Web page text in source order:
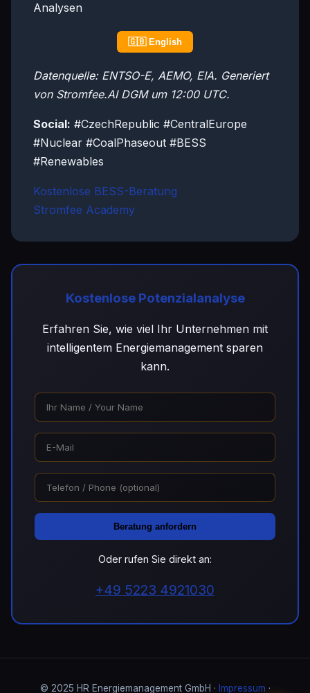
Analysen
🇬🇧 English
Datenquelle: ENTSO-E, AEMO, EIA. Generiert
von Stromfee.AI DGM um 12:00 UTC.
Social: #CzechRepublic #CentralEurope
#Nuclear #CoalPhaseout #BESS
#Renewables
Kostenlose BESS-Beratung
Stromfee Academy
Kostenlose Potenzialanalyse
Erfahren Sie, wie viel Ihr Unternehmen mit
intelligentem Energiemanagement sparen
kann.
Beratung anfordern
Oder rufen Sie direkt an:
+49 5223 4921030
© 2025 HR Energiemanagement GmbH · Impressum ·